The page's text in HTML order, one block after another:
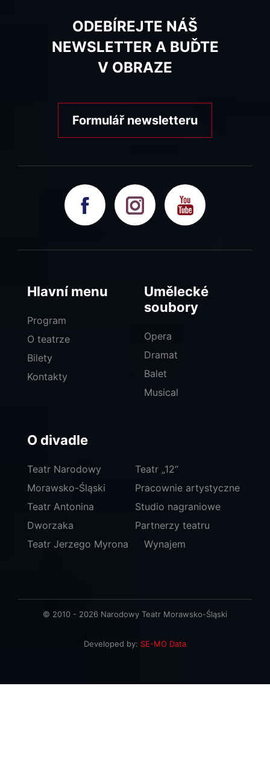
ODEBÍREJTE NÁŠ
NEWSLETTER A BUĎTE
V OBRAZE
Formulář newsletteru
Hlavní menu
Program
O teatrze
Bilety
Kontakty
Umělecké
soubory
Opera
Dramat
Balet
Musical
O divadle
Teatr Narodowy
Morawsko-Śląski
Teatr Antonina
Dworzaka
Teatr Jerzego Myrona
Teatr „12“
Pracownie artystyczne
Studio nagraniowe
Partnerzy teatru
Wynajem
© 2010 - 2026 Narodowy Teatr Morawsko-Śląski
Developed by: SE-MO Data